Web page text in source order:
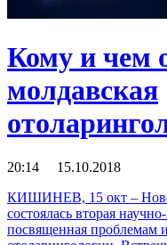
Кому и чем
молдавская
20:14 15.10.2018
КИШИНЕВ, 15 окт –
состоялась вторая
посвященная проблемам